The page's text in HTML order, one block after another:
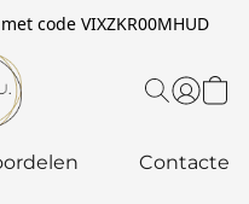
code VIXZKR00MHUD